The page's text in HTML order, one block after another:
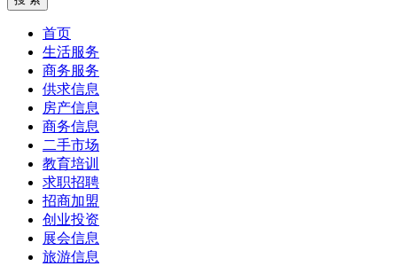
首页
生活服务
商务服务
供求信息
房产信息
商务信息
二手市场
教育培训
求职招聘
招商加盟
创业投资
展会信息
旅游信息